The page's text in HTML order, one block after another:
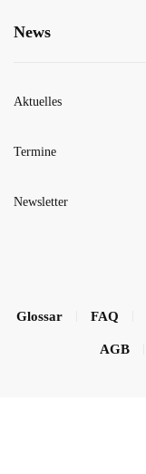
News
Aktuelles
Termine
Newsletter
Glossar FAQ
AGB